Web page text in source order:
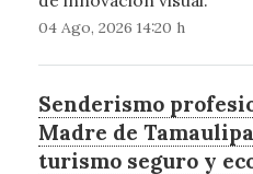
04 Ago, 2026 14:20 h
Senderismo
Madre de
turismo seguro y